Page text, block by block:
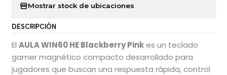
Mostrar stock de ubicaciones
DESCRIPCIÓN
El AULA WIN60 HE Blackberry Pinkes un teclado
gamer magnético compacto desarrollado para
jugadores que buscan una respuesta rápida, control